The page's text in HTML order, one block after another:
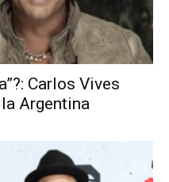
Carlos Vives
Argentina